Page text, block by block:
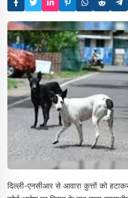
दिल्ली-एनसीआर से आवारा कुत्तों को